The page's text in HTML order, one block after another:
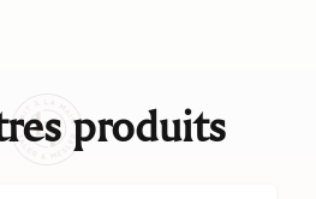
produits